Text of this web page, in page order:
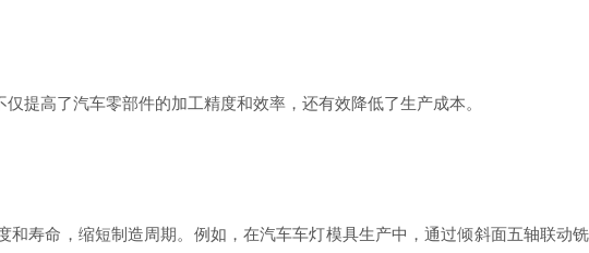
提高了汽车零部件的加工精度和效率，还有效降低了生产成本。
寿命，缩短制造周期。例如，在汽车车灯模具生产中，通过倾斜面五轴联动